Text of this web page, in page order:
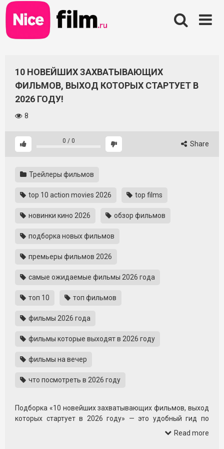
Skip
to
content
10 НОВЕЙШИХ ЗАХВАТЫВАЮЩИХ
ФИЛЬМОВ, ВЫХОД КОТОРЫХ СТАРТУЕТ В
2026 ГОДУ!
8
0 / 0 Share
Трейлеры фильмов
top 10 action movies 2026 top films
новинки кино 2026 обзор фильмов
подборка новых фильмов
премьеры фильмов 2026
самые ожидаемые фильмы 2026 года
топ 10 топ фильмов
фильмы 2026 года
фильмы которые выходят в 2026 году
фильмы на вечер
что посмотреть в 2026 году
Подборка «10 новейших захватывающих фильмов, выход
которых стартует в 2026 году» — это удобный гид по
самым ожидаемым премьерам ближайшего будущего. На
Read more